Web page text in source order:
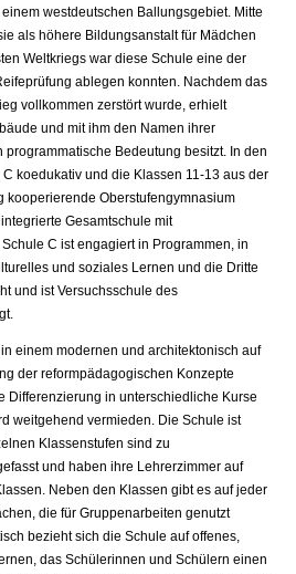
westdeutschen Ballungsgebiet. Mitte
als höhere Bildungsanstalt für Mädchen
Weltkriegs war diese Schule eine der
ablegen konnten. Nachdem das
vollkommen zerstört wurde, erhielt
und mit ihm den Namen ihrer
Bedeutung besitzt. In den
koedukativ und die Klassen 11-13 aus der
kooperierende Oberstufengymnasium
Gesamtschule mit
C ist engagiert in Programmen, in
und soziales Lernen und die Dritte
und ist Versuchsschule des
einem modernen und architektonisch auf
der reformpädagogischen Konzepte
Differenzierung in unterschiedliche Kurse
weitgehend vermieden. Die Schule ist
Klassenstufen sind zu
und haben ihre Lehrerzimmer auf
Neben den Klassen gibt es auf jeder
die für Gruppenarbeiten genutzt
bezieht sich die Schule auf offenes,
das Schülerinnen und Schülern einen